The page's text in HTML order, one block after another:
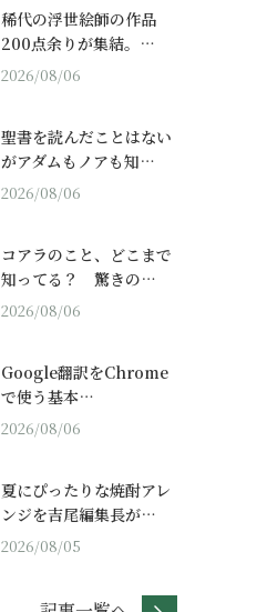
稀代の浮世絵師の作品
200点余りが集結。…
2026/08/06
聖書を読んだことはない
がアダムもノアも知…
2026/08/06
コアラのこと、どこまで
知ってる？ 驚きの…
2026/08/06
Google翻訳をChrome
で使う基本…
2026/08/06
夏にぴったりな焼酎アレ
ンジを吉尾編集長が…
2026/08/05